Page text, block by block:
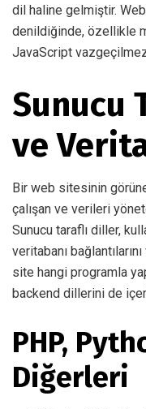
dil haline gelmiştir.
denildiğinde, özellikle
JavaScript
Sunucu
ve
Bir web sitesinin
çalışan ve verileri
Sunucu taraflı diller,
veritabanı
site hangi programla
backend dillerini de
PHP,
Diğerleri